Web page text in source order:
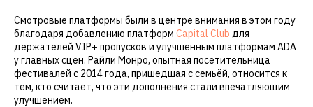
Смотровые платформы были в центре внимания в этом году
благодаря добавлению платформ Capital Club для
держателей VIP+ пропусков и улучшенным платформам ADA
у главных сцен. Райли Монро, опытная посетительница
фестивалей с 2014 года, пришедшая с семьёй, относится к
тем, кто считает, что эти дополнения стали впечатляющим
улучшением.